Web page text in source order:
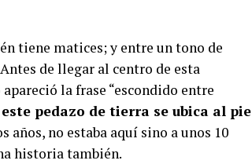
tiene matices; y entre un tono de
de llegar al centro de esta
la frase “escondido entre
este pedazo de tierra se ubica al pie
años, no estaba aquí sino a unos 10
historia también.